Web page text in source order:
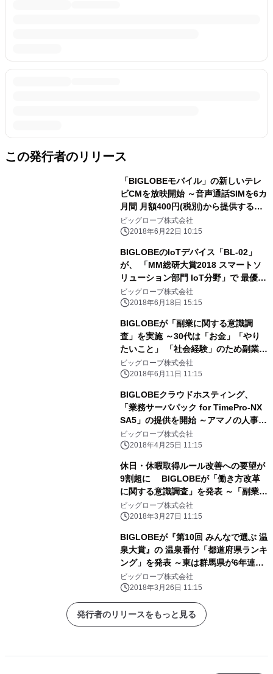
この発行者のリリース
「BIGLOBEモバイル」の新しいテレ
ビCMを放映開始 ～音声通話SIMを6カ
月間 月額400円(税別)から提供する特
典を実施～
ビッグローブ株式会社
2018年6月22日 10:15
BIGLOBEのIoTデバイス「BL-02」
が、 「MM総研大賞2018 スマートソ
リューション部門 IoT分野」で 最優秀
賞を受賞
ビッグローブ株式会社
2018年6月18日 15:15
BIGLOBEが「副業に関する意識調
査」を実施 ～30代は「お金」「やり
たいこと」 「社会経験」のため副業を
希望～
ビッグローブ株式会社
2018年6月11日 11:15
BIGLOBEクラウドホスティング、
「業務サーバパック for TimePro-NX
SA5」の提供を開始 ～アマノの人事労
務管理システム向けサーバパックが
Windows Server 2016に対応～
ビッグローブ株式会社
2018年4月25日 11:15
休日・休暇取得ルール改善への要望が
9割超に BIGLOBEが「働き方改革
に関する意識調査」を発表 ～「副業・
兼業の許容」は40代男性、 「長時間
労働対策」は20代男女が導入希望～
ビッグローブ株式会社
2018年3月27日 11:15
BIGLOBEが『第10回 みんなで選ぶ 温
泉大賞』の 温泉番付「都道府県ランキ
ング」を発表 ～東は群馬県が6年連
続、西は兵庫県が初の横綱獲得～
ビッグローブ株式会社
2018年3月26日 11:15
発行者のリリースをもっと見る